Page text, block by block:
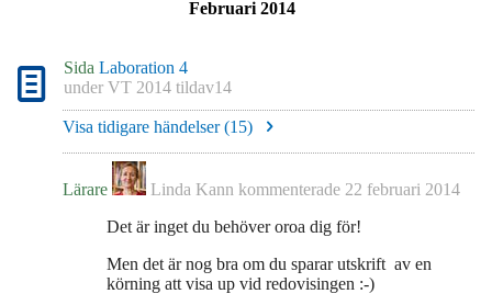
Februari 2014
Sida Laboration 4
under VT 2014 tildav14
Visa tidigare händelser (15)
Lärare Linda Kann kommenterade 22 februari 2014
Det är inget du behöver oroa dig för!
Men det är nog bra om du sparar utskrift av en
körning att visa up vid redovisingen :-)